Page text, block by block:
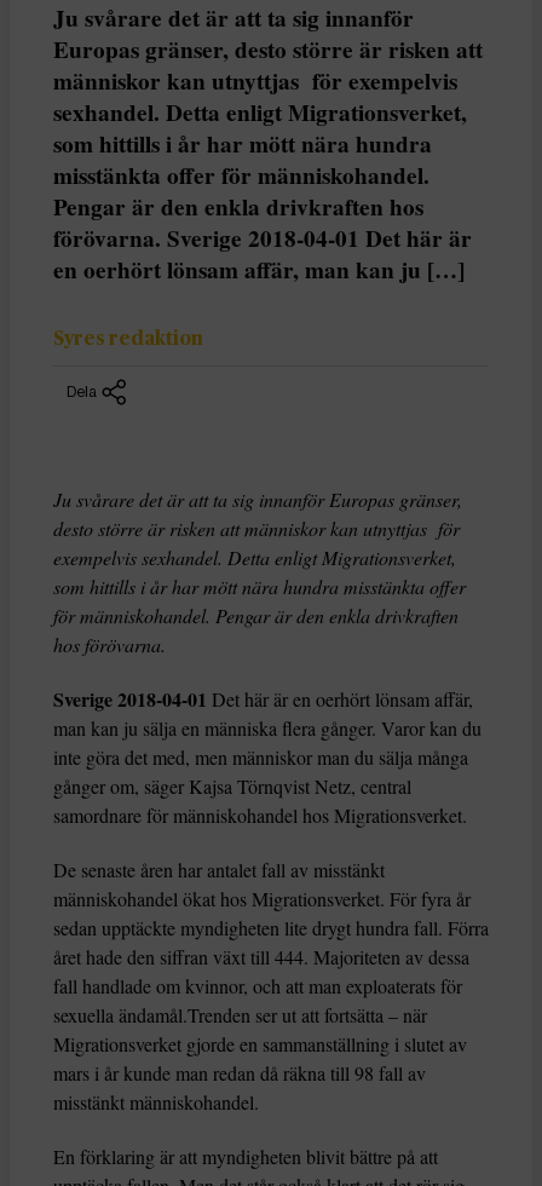
Ju svårare det är att ta sig innanför
Europas gränser, desto större är risken att
människor kan utnyttjas för exempelvis
sexhandel. Detta enligt Migrationsverket,
som hittills i år har mött nära hundra
misstänkta offer för människohandel.
Pengar är den enkla drivkraften hos
förövarna. Sverige 2018-04-01 Det här är
en oerhört lönsam affär, man kan ju […]
Syres redaktion
Dela
Ju svårare det är att ta sig innanför Europas gränser,
desto större är risken att människor kan utnyttjas för
exempelvis sexhandel. Detta enligt Migrationsverket,
som hittills i år har mött nära hundra misstänkta offer
för människohandel. Pengar är den enkla drivkraften
hos förövarna.
Sverige 2018-04-01 Det här är en oerhört lönsam affär,
man kan ju sälja en människa flera gånger. Varor kan du
inte göra det med, men människor man du sälja många
gånger om, säger Kajsa Törnqvist Netz, central
samordnare för människohandel hos Migrationsverket.
De senaste åren har antalet fall av misstänkt
människohandel ökat hos Migrationsverket. För fyra år
sedan upptäckte myndigheten lite drygt hundra fall. Förra
året hade den siffran växt till 444. Majoriteten av dessa
fall handlade om kvinnor, och att man exploaterats för
sexuella ändamål.Trenden ser ut att fortsätta – när
Migrationsverket gjorde en sammanställning i slutet av
mars i år kunde man redan då räkna till 98 fall av
misstänkt människohandel.
En förklaring är att myndigheten blivit bättre på att